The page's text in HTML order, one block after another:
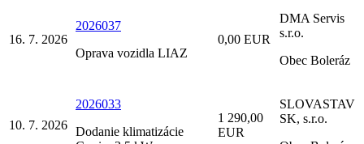
16. 7. 2026
2026037
Oprava vozidla LIAZ
0,00 EUR
DMA Servis
s.r.o.
Obec Boleráz
10. 7. 2026
2026033
Dodanie klimatizácie
1 290,00
EUR
SLOVASTAV
SK, s.r.o.